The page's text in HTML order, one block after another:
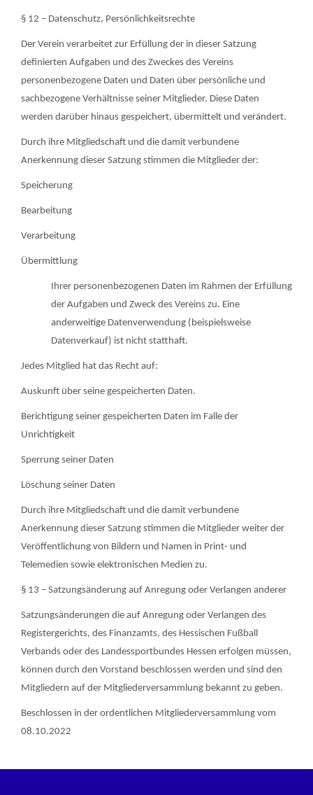
§ 12 – Datenschutz, Persönlichkeitsrechte
Der Verein verarbeitet zur Erfüllung der in dieser Satzung
definierten Aufgaben und des Zweckes des Vereins
personenbezogene Daten und Daten über persönliche und
sachbezogene Verhältnisse seiner Mitglieder. Diese Daten
werden darüber hinaus gespeichert, übermittelt und verändert.
Durch ihre Mitgliedschaft und die damit verbundene
Anerkennung dieser Satzung stimmen die Mitglieder der:
Speicherung
Bearbeitung
Verarbeitung
Übermittlung
Ihrer personenbezogenen Daten im Rahmen der Erfüllung
der Aufgaben und Zweck des Vereins zu. Eine
anderweitige Datenverwendung (beispielsweise
Datenverkauf) ist nicht statthaft.
Jedes Mitglied hat das Recht auf:
Auskunft über seine gespeicherten Daten.
Berichtigung seiner gespeicherten Daten im Falle der
Unrichtigkeit
Sperrung seiner Daten
Löschung seiner Daten
Durch ihre Mitgliedschaft und die damit verbundene
Anerkennung dieser Satzung stimmen die Mitglieder weiter der
Veröffentlichung von Bildern und Namen in Print- und
Telemedien sowie elektronischen Medien zu.
§ 13 – Satzungsänderung auf Anregung oder Verlangen anderer
Satzungsänderungen die auf Anregung oder Verlangen des
Registergerichts, des Finanzamts, des Hessischen Fußball
Verbands oder des Landessportbundes Hessen erfolgen müssen,
können durch den Vorstand beschlossen werden und sind den
Mitgliedern auf der Mitgliederversammlung bekannt zu geben.
Beschlossen in der ordentlichen Mitgliederversammlung vom
08.10.2022